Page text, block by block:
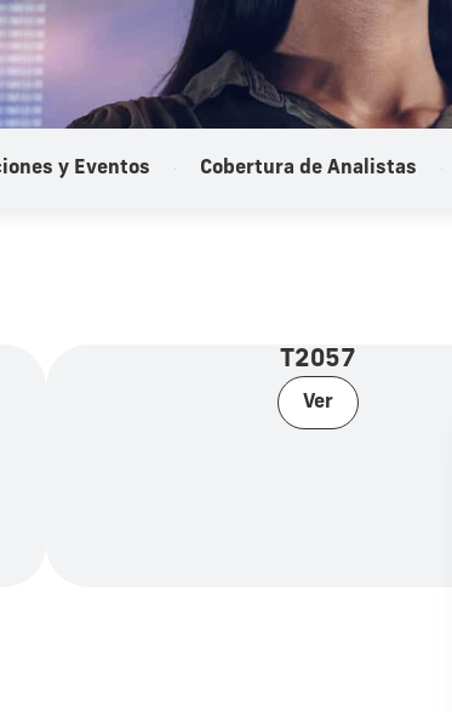
y Eventos Cobertura de Analistas
T2057
Ver